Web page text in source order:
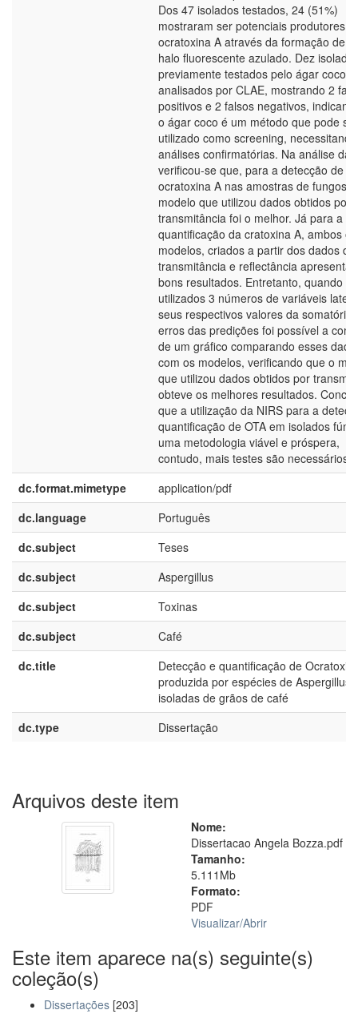
Dos 47 isolados testados, 24 (51%)
mostraram ser potenciais produtores
ocratoxina A através da formação de
halo fluorescente azulado. Dez
previamente testados pelo ágar coco
analisados por CLAE, mostrando 2
positivos e 2 falsos negativos,
o ágar coco é um método que pode ser
utilizado como screening,
análises confirmatórias. Na análise da
verificou-se que, para a detecção de
ocratoxina A nas amostras de fungos,
modelo que utilizou dados obtidos por
transmitância foi o melhor. Já para a
quantificação da cratoxina A, ambos os
modelos, criados a partir dos dados de
transmitância e reflectância
bons resultados. Entretanto, quando
utilizados 3 números de variáveis
seus respectivos valores da somatória
erros das predições foi possível a
de um gráfico comparando esses
com os modelos, verificando que o
que utilizou dados obtidos por
obteve os melhores resultados.
que a utilização da NIRS para a
quantificação de OTA em isolados
uma metodologia viável e próspera,
contudo, mais testes são necessários.
dc.format.mimetype
application/pdf
dc.language
Português
dc.subject
Teses
dc.subject
Aspergillus
dc.subject
Toxinas
dc.subject
Café
dc.title
Detecção e quantificação de
produzida por espécies de Aspergillus
isoladas de grãos de café
dc.type
Dissertação
Arquivos deste item
Nome:
Dissertacao Angela Bozza.pdf
Tamanho:
5.111Mb
Formato:
PDF
Visualizar/Abrir
Este item aparece na(s) seguinte(s)
coleção(s)
Dissertações [203]